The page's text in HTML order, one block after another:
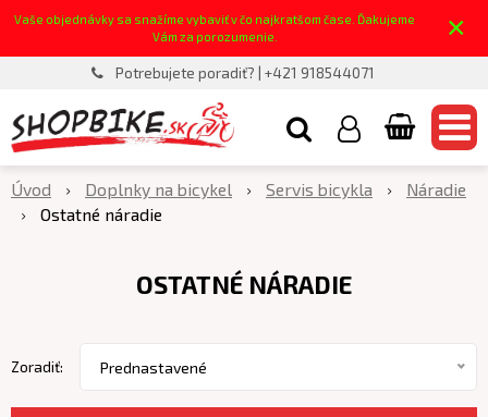
Vaše objednávky sa snažíme vybaviť v čo najkratšom čase. Ďakujeme
Vám za porozumenie.
×
Potrebujete poradiť? | +421 918544071
Úvod Doplnky na bicykel Servis bicykla
Náradie
Ostatné náradie
OSTATNÉ NÁRADIE
Zoradiť: Prednastavené